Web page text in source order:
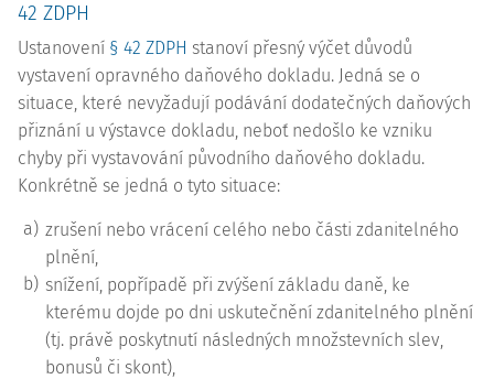
42 ZDPH
Ustanovení § 42 ZDPH stanoví přesný výčet důvodů
vystavení opravného daňového dokladu. Jedná se o
situace, které nevyžadují podávání dodatečných daňových
přiznání u výstavce dokladu, neboť nedošlo ke vzniku
chyby při vystavování původního daňového dokladu.
Konkrétně se jedná o tyto situace:
a) zrušení nebo vrácení celého nebo části zdanitelného
plnění,
b) snížení, popřípadě při zvýšení základu daně, ke
kterému dojde po dni uskutečnění zdanitelného plnění
(tj. právě poskytnutí následných množstevních slev,
bonusů či skont),